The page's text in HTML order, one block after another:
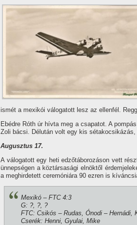
ismét a mexikói válogatott lesz az ellenfél.
Ebédre Róth úr hí­vta meg a csapatot. A
Zoli bácsi. Délután volt egy kis
Augusztus 17.
A válogatott egy heti edzőtáborozáson vett
ünnepségen a köztársasági elnöktől
a meghirdetett ceremóniára 90 ezren is
Mexikó – FTC 4:3
G: ?, ?, ?
FTC: Csikós – Rudas, Ónodi –
Cserék: Henni, Gyulai, Mike